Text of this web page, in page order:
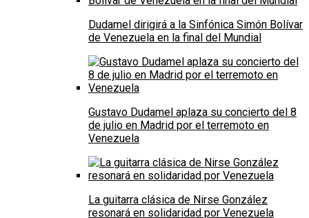
Dudamel dirigirá a la Sinfónica Simón Bolívar
de Venezuela en la final del Mundial
Gustavo Dudamel aplaza su concierto del 8
de julio en Madrid por el terremoto en
Venezuela
La guitarra clásica de Nirse González
resonará en solidaridad por Venezuela